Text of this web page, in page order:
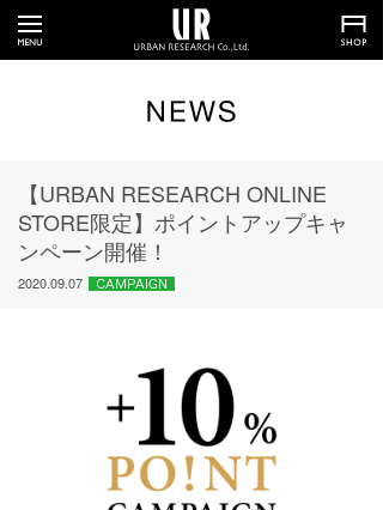
【URBAN RESEARCH ONLINE
STORE限定】ポイントアップキャ
ンペーン開催！
2020.09.07